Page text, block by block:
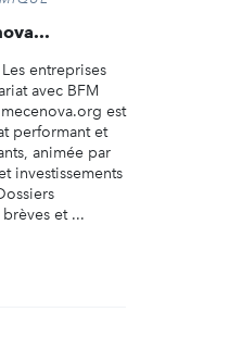
entreprises
avec BFM
est
performant et
animée par
investissements
et ...